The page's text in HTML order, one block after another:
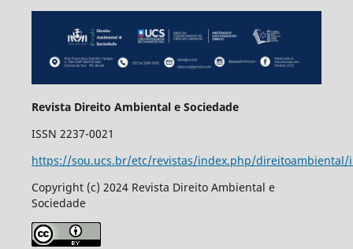
Revista Direito Ambiental e Sociedade
ISSN 2237-0021
https://sou.ucs.br/etc/revistas/index.php/direitoambiental/
Copyright (c) 2024 Revista Direito Ambiental e
Sociedade